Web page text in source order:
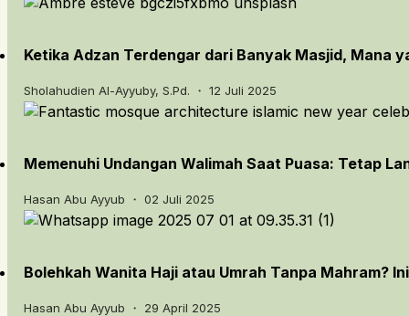
Ketika Adzan Terdengar dari Banyak Masjid, Mana
Sholahudien Al-Ayyuby, S.Pd. ・ 12 Juli 2025
Memenuhi Undangan Walimah Saat Puasa: Tetap
Hasan Abu Ayyub ・ 02 Juli 2025
Bolehkah Wanita Haji atau Umrah Tanpa Mahram?
Hasan Abu Ayyub ・ 29 April 2025